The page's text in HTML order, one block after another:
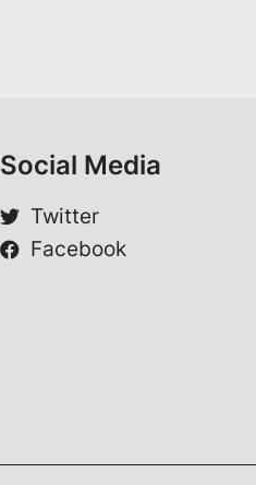
Social Media
Twitter
Facebook